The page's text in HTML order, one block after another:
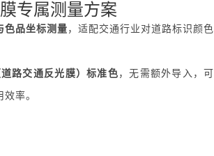
专属测量方案
色品坐标测量 ，适配交通行业对道路标识颜色
路交通反光膜）标准色 ，无需额外导入，可
率。